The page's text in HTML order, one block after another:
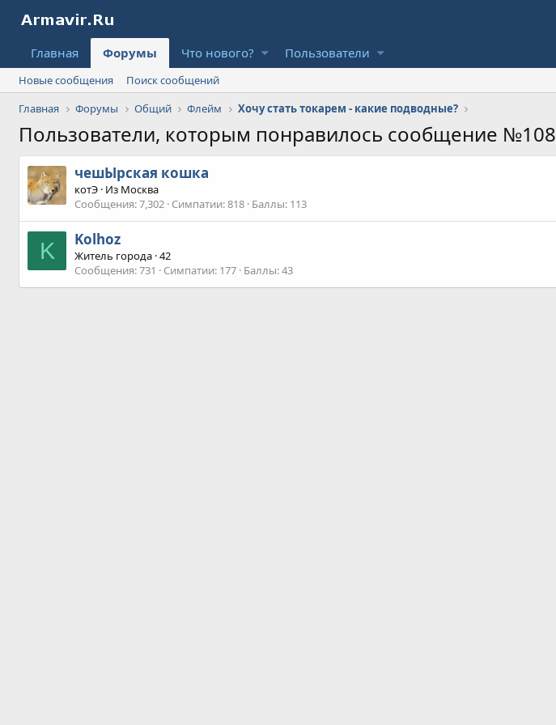
Главная Форумы Что нового? Пользователи
Новые сообщения
Поиск сообщений
Главная
Форумы Общий Флейм Хочу стать токарем - какие подводные?
Пользователи, которым понравилось сообщение №108
чешЫрская кошка
котЭ · Из Москва
Сообщения 7,302 Симпатии 818 Баллы 113
K Kolhoz
Житель города ·42
Сообщения 731 Симпатии 177 Баллы 43